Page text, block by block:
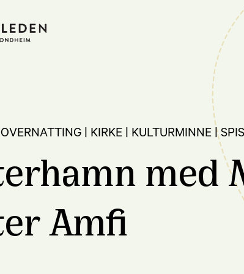
| KIRKE | KULTURMINNE |
med
Amfi